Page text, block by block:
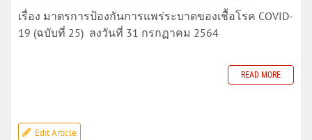
เรื่อง มาตรการป้องกันการแพร่ระบาดของเชื้อโรค COVID-
19 (ฉบับที่ 25) ลงวันที่ 31 กรกฏาคม 2564
READ MORE
Edit Article